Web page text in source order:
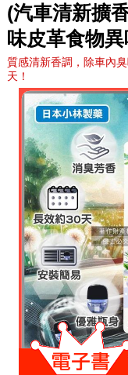
(汽車清新擴
味皮革食物
質感清新香調，除車內
天！